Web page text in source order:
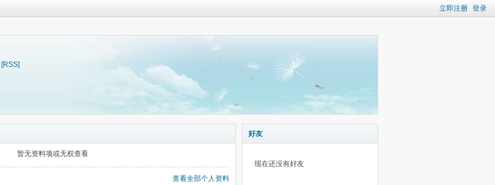
立即注册 登录
[RSS]
暂无资料项或无权查看
查看全部个人资料
好友
现在还没有好友